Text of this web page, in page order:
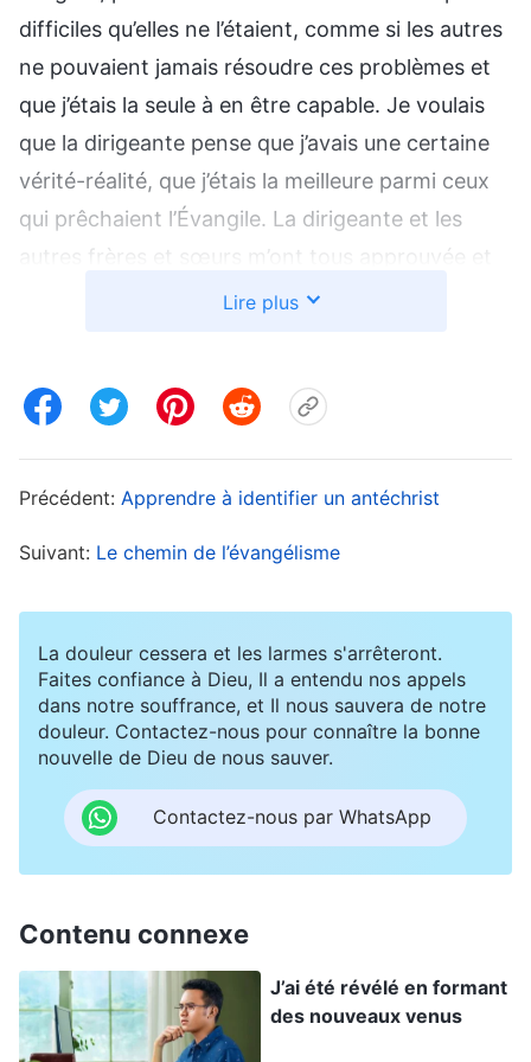
difficiles qu’elles ne l’étaient, comme si les autres
ne pouvaient jamais résoudre ces problèmes et
que j’étais la seule à en être capable. Je voulais
que la dirigeante pense que j’avais une certaine
vérité-réalité, que j’étais la meilleure parmi ceux
qui prêchaient l’Évangile. La dirigeante et les
autres frères et sœurs m’ont tous approuvée et
j’ai adoré ça. Après nous avoir interrogés sur
l’Évangile en lien avec nos questions récentes.
remarques, je me suis dit : « J’ai des expériences
immédiatement. Si nous poursuivons sur un
tout. » Ensuite, je me suis lancée dans une longue
discussion, puisant dans ma propre expérience
pour expliquer comment j’avais atteint des
résultats en prêchant l’Évangile. En voyant que
tout le monde hochait la tête en signe
intervenus pour donner leurs opinions, mais je
n’en ai pas vraiment tenu compte. Je pensais
qu’ils n’étaient pas vraiment perspicaces et
n’avaient pas d’idées intéressantes. J’ai
Lire plus
Précédent: Apprendre à identifier un antéchrist
Suivant: Le chemin de l’évangélisme
La douleur cessera et les larmes s'arrêteront.
Faites confiance à Dieu, Il a entendu nos appels
dans notre souffrance, et Il nous sauvera de notre
douleur. Contactez-nous pour connaître la bonne
nouvelle de Dieu de nous sauver.
Contactez-nous par WhatsApp
Contenu connexe
J’ai été révélé en formant
des nouveaux venus